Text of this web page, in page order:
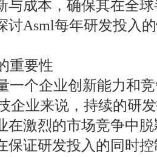
与成本，确保其在全
讨Asml每年研发投入
重要性
一个企业创新能力和
企业来说，持续的研
在激烈的市场竞争中
保证研发投入的同时